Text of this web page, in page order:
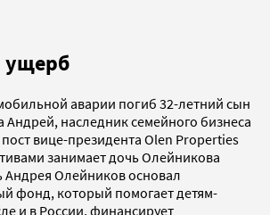
аварии погиб 32-летний сын
наследник семейного бизнеса
вице-президента Olen Properties
занимает дочь Олейникова
Андрея Олейников основал
фонд, который помогает детям-
и в России, финансирует